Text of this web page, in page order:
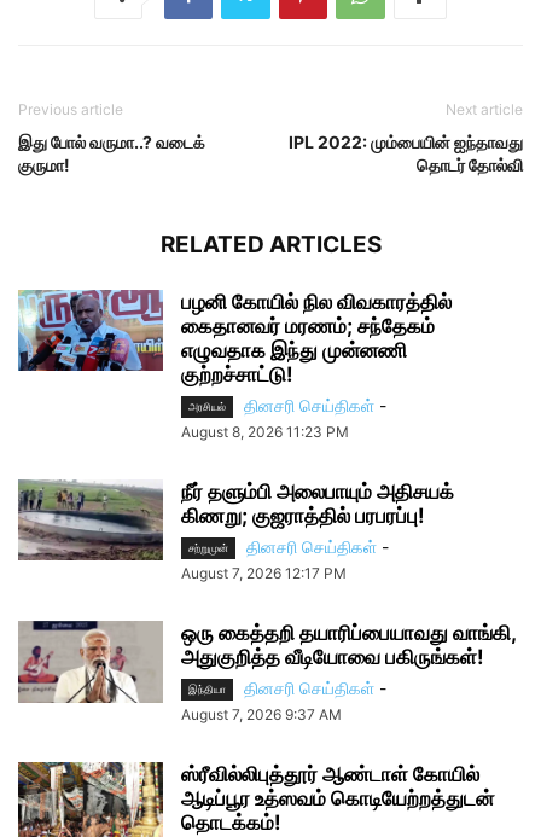
Previous article
இது‌ போல் வருமா..? வடைக்
குருமா!
Next article
IPL 2022: மும்பையின் ஐந்தாவது
தொடர் தோல்வி
RELATED ARTICLES
பழனி கோயில் நில விவகாரத்தில்
கைதானவர் மரணம்; சந்தேகம்
எழுவதாக இந்து முன்னணி
குற்றச்சாட்டு!
அரசியல் தினசரி செய்திகள் -
August 8, 2026 11:23 PM
நீர் தளும்பி அலைபாயும் அதிசயக்
கிணறு; குஜராத்தில் பரபரப்பு!
சற்றுமுன் தினசரி செய்திகள் -
August 7, 2026 12:17 PM
ஒரு கைத்தறி தயாரிப்பையாவது வாங்கி,
அதுகுறித்த வீடியோவை பகிருங்கள்!
இந்தியா தினசரி செய்திகள் -
August 7, 2026 9:37 AM
ஸ்ரீவில்லிபுத்தூர் ஆண்டாள் கோயில்
ஆடிப்பூர உத்ஸவம் கொடியேற்றத்துடன்
தொடக்கம்!